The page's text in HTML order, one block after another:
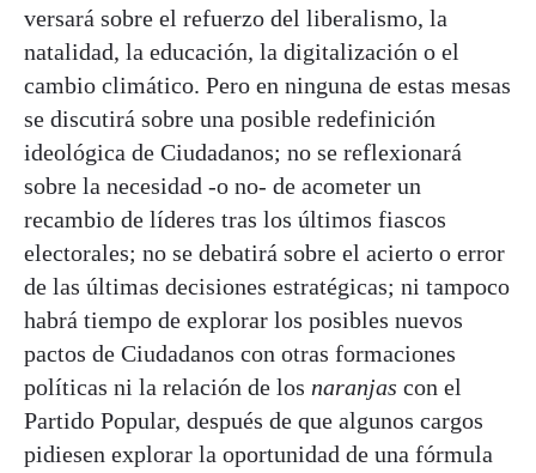
versará sobre el refuerzo del liberalismo, la
natalidad, la educación, la digitalización o el
cambio climático. Pero en ninguna de estas mesas
se discutirá sobre una posible redefinición
ideológica de Ciudadanos; no se reflexionará
sobre la necesidad -o no- de acometer un
recambio de líderes tras los últimos fiascos
electorales; no se debatirá sobre el acierto o error
de las últimas decisiones estratégicas; ni tampoco
habrá tiempo de explorar los posibles nuevos
pactos de Ciudadanos con otras formaciones
políticas ni la relación de los naranjas con el
Partido Popular, después de que algunos cargos
pidiesen explorar la oportunidad de una fórmula